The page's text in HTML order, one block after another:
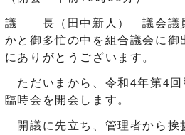
議 長（田中新人） 議会議
かと御多忙の中を組合議会に
にありがとうございます。
ただいまから、令和4年第4回
臨時会を開会します。
開議に先立ち、管理者から挨